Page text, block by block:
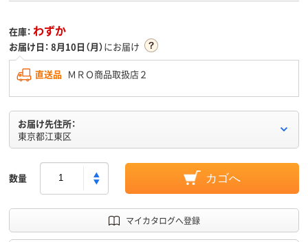
在庫： わずか
お届け日： 8月10日（月）にお届け
直送品 ＭＲＯ商品取扱店２
お届け先住所：
東京都江東区
数量 カゴへ
マイカタログへ登録